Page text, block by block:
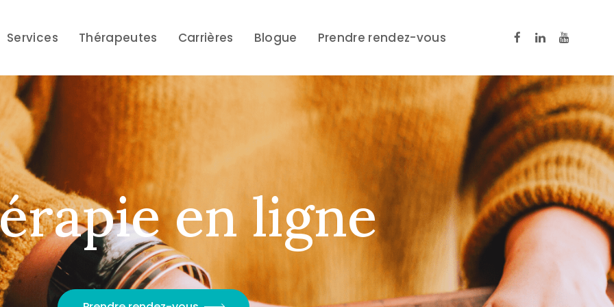
Services Thérapeutes Carrières Blogue Prendre rendez-vous
rapie en ligne